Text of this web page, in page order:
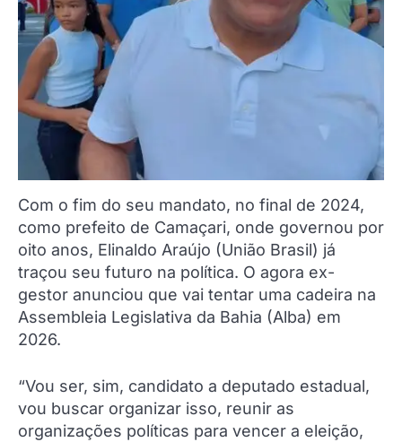
Com o fim do seu mandato, no final de 2024,
como prefeito de Camaçari, onde governou por
oito anos, Elinaldo Araújo (União Brasil) já
traçou seu futuro na política. O agora ex-
gestor anunciou que vai tentar uma cadeira na
Assembleia Legislativa da Bahia (Alba) em
2026.
“Vou ser, sim, candidato a deputado estadual,
vou buscar organizar isso, reunir as
organizações políticas para vencer a eleição,